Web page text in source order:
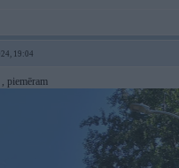
19:04
piemēram